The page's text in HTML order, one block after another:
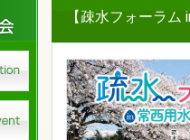
【疎水フォーラ